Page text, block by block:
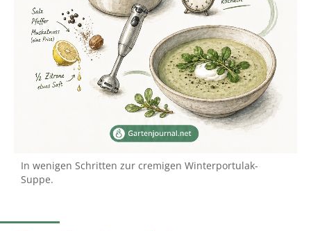
In wenigen Schritten zur cremigen Winterportulak-
Suppe.